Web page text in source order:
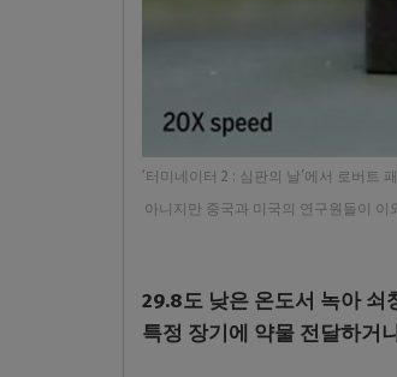
‘터미네이터 2 : 심판의 날’에서 로버트
아니지만 중국과 미국의 연구원들이
29.8도 낮은 온도서 녹아
특정 장기에 약물 전달하거